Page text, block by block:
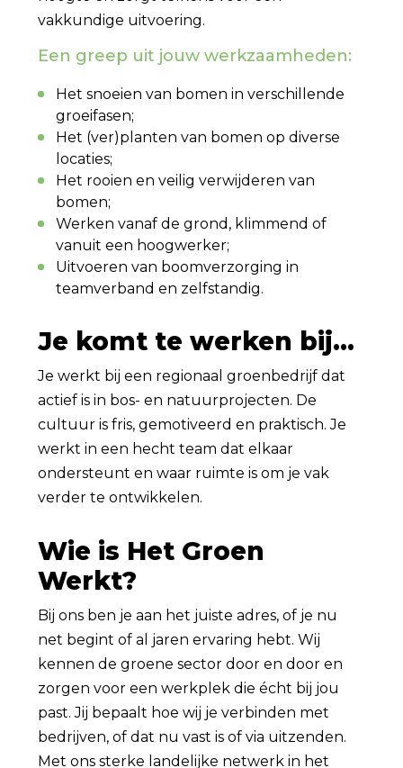
vakkundige uitvoering.
Een greep uit jouw werkzaamheden:
Het snoeien van bomen in verschillende
groeifasen;
Het (ver)planten van bomen op diverse
locaties;
Het rooien en veilig verwijderen van
bomen;
Werken vanaf de grond, klimmend of
vanuit een hoogwerker;
Uitvoeren van boomverzorging in
teamverband en zelfstandig.
Je komt te werken bij...
Je werkt bij een regionaal groenbedrijf dat
actief is in bos- en natuurprojecten. De
cultuur is fris, gemotiveerd en praktisch. Je
werkt in een hecht team dat elkaar
ondersteunt en waar ruimte is om je vak
verder te ontwikkelen.
Wie is Het Groen
Werkt?
Bij ons ben je aan het juiste adres, of je nu
net begint of al jaren ervaring hebt. Wij
kennen de groene sector door en door en
zorgen voor een werkplek die écht bij jou
past. Jij bepaalt hoe wij je verbinden met
bedrijven, of dat nu vast is of via uitzenden.
Met ons sterke landelijke netwerk in het